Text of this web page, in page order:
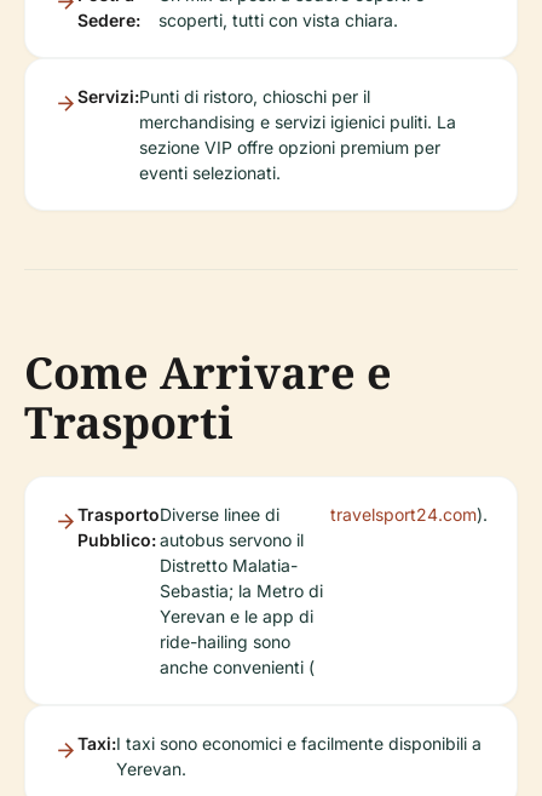
Sedere:
scoperti, tutti con vista chiara.
Servizi:Punti di ristoro, chioschi per il
merchandising e servizi igienici puliti. La
sezione VIP offre opzioni premium per
eventi selezionati.
Come Arrivare e
Trasporti
Trasporto
Pubblico:
Diverse linee di
autobus servono il
Distretto Malatia-
Sebastia; la Metro di
Yerevan e le app di
ride-hailing sono
anche convenienti (
travelsport24.com).
Taxi:I taxi sono economici e facilmente disponibili a
Yerevan.